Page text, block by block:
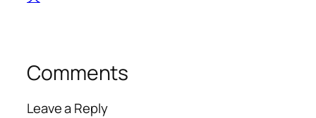
Comments
Leave a Reply